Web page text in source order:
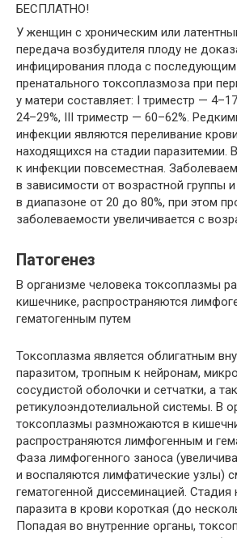
БЕСПЛАТНО!
У женщин с хроническим или
передача возбудителя плоду не
инфицирования плода с последующим
пренатального токсоплазмоза при
у матери составляет: I триместр —
24–29%, III триместр — 60–62%.
инфекции являются переливание
находящихся на стадии паразитемии.
к инфекции повсеместная.
в зависимости от возрастной группы
в диапазоне от 20 до 80%, при этом
заболеваемости увеличивается с
Патогенез
В организме человека токсоплазмы
кишечнике, распространяются
гематогенным путем
Токсоплазма является облигатным
паразитом, тропным к нейронам,
сосудистой оболочки и сетчатки, а
ретикулоэндотелиальной системы. В
токсоплазмы размножаются в
распространяются лимфогенным и
Фаза лимфогенного заноса
и воспаляются лимфатические узлы)
гематогенной диссеминацией. Стадия
паразита в крови короткая (до
Попадая во внутренние органы,